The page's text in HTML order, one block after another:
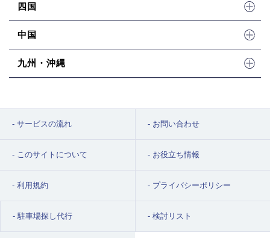
四国
中国
九州・沖縄
サービスの流れ お問い合わせ
このサイトについて お役立ち情報
利用規約 プライバシーポリシー
駐車場探し代行 検討リスト